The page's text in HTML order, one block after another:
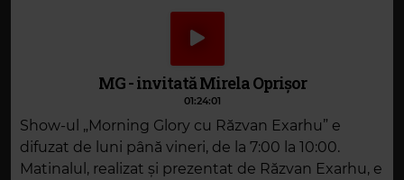
MG - invitată Mirela Oprișor
01:24:01
Show-ul „Morning Glory cu Răzvan Exarhu” e
difuzat de luni până vineri, de la 7:00 la 10:00.
Matinalul, realizat și prezentat de Răzvan Exarhu, e